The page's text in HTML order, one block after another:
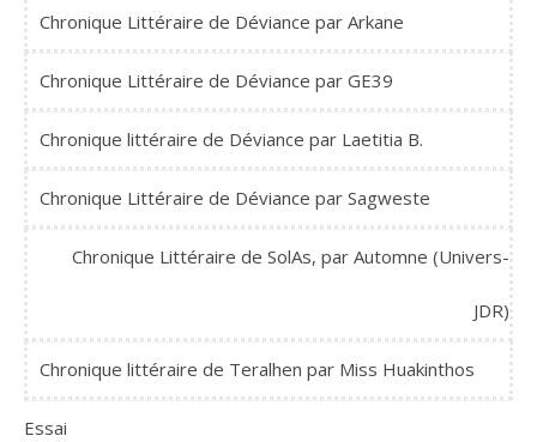
Chronique Littéraire de Déviance par Arkane
Chronique Littéraire de Déviance par GE39
Chronique littéraire de Déviance par Laetitia B.
Chronique Littéraire de Déviance par Sagweste
Chronique Littéraire de SolAs, par Automne (Univers-
JDR)
Chronique littéraire de Teralhen par Miss Huakinthos
Essai